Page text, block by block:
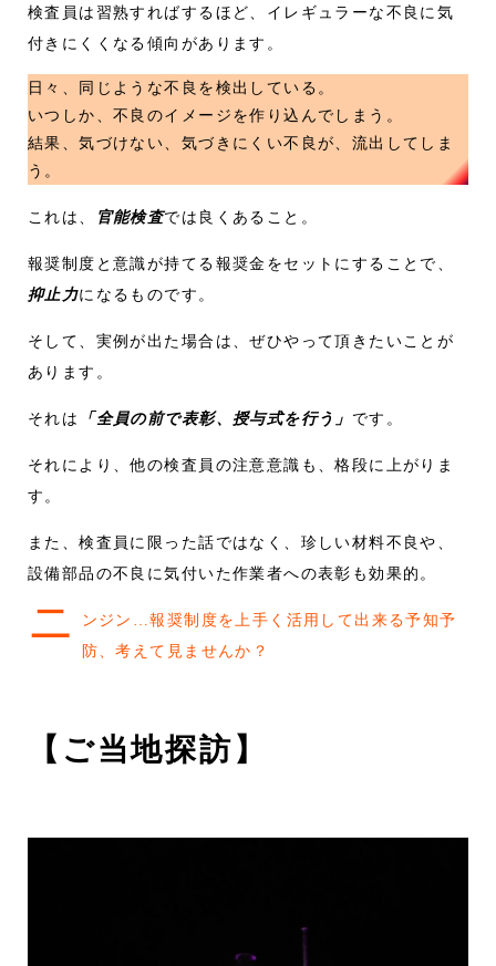
検査員は習熟すればするほど、イレギュラーな不良に気
付きにくくなる傾向があります。
日々、同じような不良を検出している。
いつしか、不良のイメージを作り込んでしまう。
結果、気づけない、気づきにくい不良が、流出してしま
う。
これは、 官能検査では良くあること。
報奨制度と意識が持てる報奨金をセットにすることで、
抑止力になるものです。
そして、実例が出た場合は、ぜひやって頂きたいことが
あります。
それは 「全員の前で表彰、授与式を行う」 です。
それにより、他の検査員の注意意識も、格段に上がりま
す。
また、検査員に限った話ではなく、珍しい材料不良や、
設備部品の不良に気付いた作業者への表彰も効果的。
ニ
ンジン…報奨制度を上手く活用して出来る予知予
防、考えて見ませんか？
【ご当地探訪】